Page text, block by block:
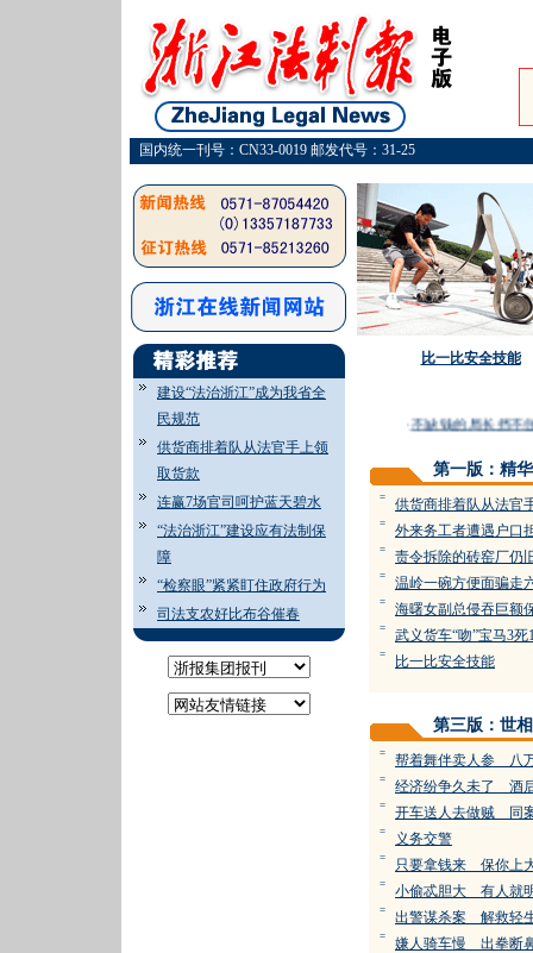
国内统一刊号：CN33-0019 邮发代号：31-25
建设“法治浙江”成为我省全
民规范
供货商排着队从法官手上领
取货款
连赢7场官司呵护蓝天碧水
“法治浙江”建设应有法制保
障
“检察眼”紧紧盯住政府行为
司法支农好比布谷催春
比一比安全技能
不缺钱的局长挡不
第一版：精
= 供货商排着队从法官
= 外来务工者遭遇户口
= 责令拆除的砖窑厂仍
= 温岭一碗方便面骗走
= 海曙女副总侵吞巨额
= 武义货车“吻”宝马3死
= 比一比安全技能
第三版：世相
= 帮着舞伴卖人参 八
= 经济纷争久未了 酒
= 开车送人去做贼 同
= 义务交警
= 只要拿钱来 保你上
= 小偷忒胆大 有人就
= 出警谋杀案 解救轻
= 嫌人骑车慢 出拳断